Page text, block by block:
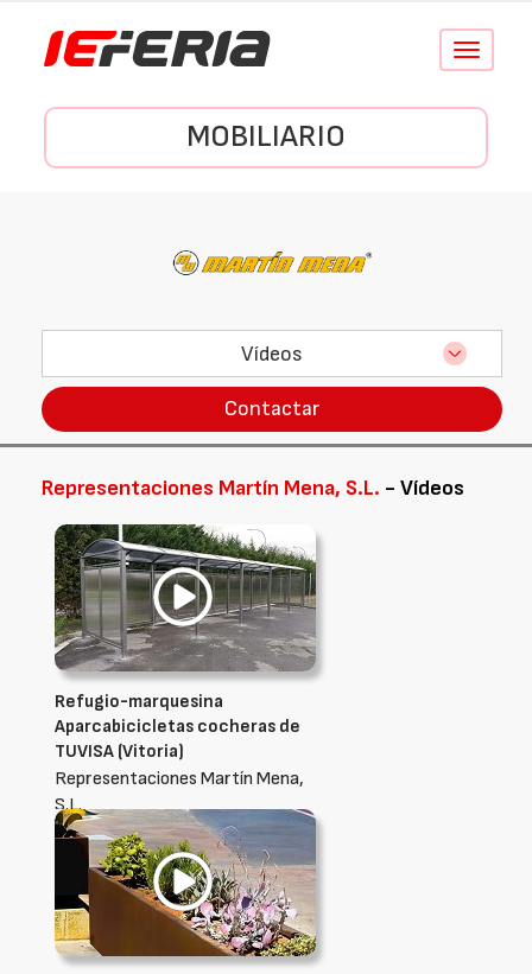
Conmutar
MOBILIARIO
Vídeos
Contactar
Representaciones Martín Mena, S.L. - Vídeos
Refugio-marquesina
Aparcabicicletas cocheras de
TUVISA (Vitoria)
Representaciones Martín Mena,
S.L.